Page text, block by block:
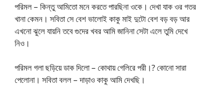
পরিমল – কিন্তু আমিতো মনে করতে পারছিনা ওকে। দেখা যাক ওর গতর
খানা কেমন। সবিতা সে বেশ ভালোই কাকু মাই দুটো বেশ বড় বড় আর
এখনো ঝুলে যায়নি তবে গুদের খবর আমি জানিনা সেটা এলে তুমি দেখে
নিও।
পরিমল গলা ছড়িয়ে ডাক দিলো – কোথায় গেলিরে পরী।? কোনো সারা
পেলোনা। সবিতা বলল – দাড়াও কাকু আমি দেখছি।